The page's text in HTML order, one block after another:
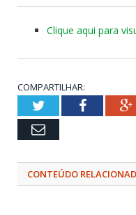
Clique aqui para
COMPARTILHAR:
TwitterFacebook
Email
CONTEÚDO